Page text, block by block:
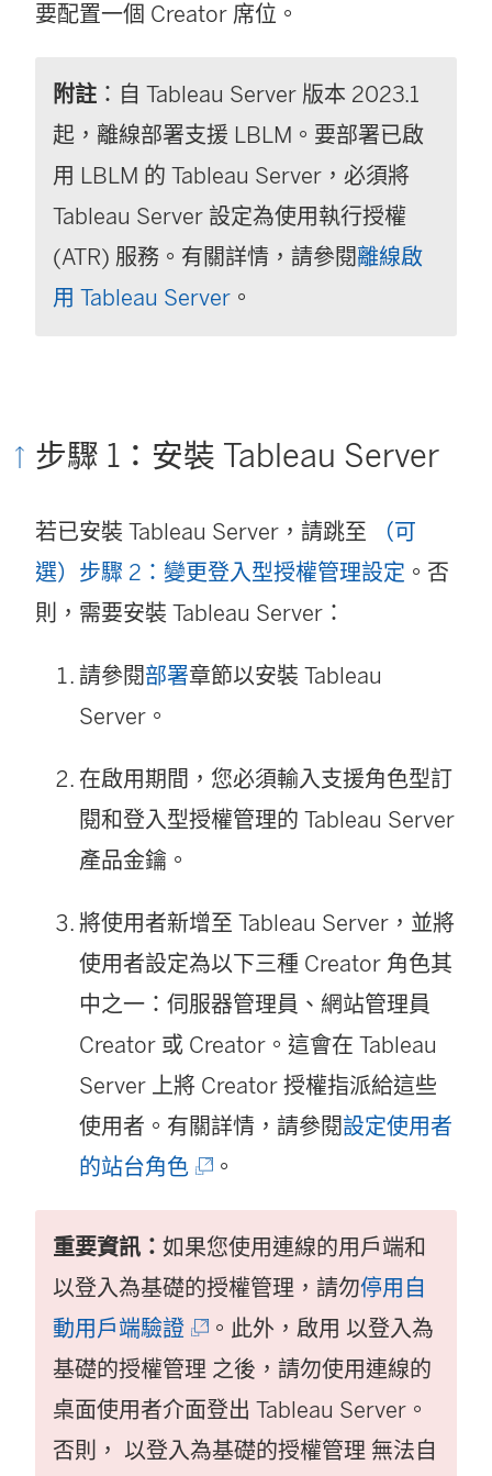
要配置一個 Creator 席位。
附註 ：自 Tableau Server 版本 2023.1
起，離線部署支援 LBLM。要部署已啟
用 LBLM 的 Tableau Server，必須將
Tableau Server 設定為使用執行授權
(ATR) 服務。有關詳情，請參閱離線啟
用 Tableau Server 。
步驟 1：安裝 Tableau Server
若已安裝 Tableau Server ，請跳至
（可
選）步驟 2：變更登入型授權管理設定 。否
則，需要安裝 Tableau Server ：
請參閱部署章節以安裝 Tableau
Server 。
在啟用期間，您必須輸入支援角色型訂
閱和登入型授權管理的 Tableau Server
產品金鑰。
將使用者新增至 Tableau Server ，並將
使用者設定為以下三種 Creator 角色其
中之一：伺服器管理員、網站管理員
Creator 或 Creator。這會在 Tableau
Server 上將 Creator 授權指派給這些
使用者。有關詳情，請參閱設定使用者
的站台角色(
連
結
在
新
視
窗
開
。
重要資訊： 如果您使用連線的用戶端和
以登入為基礎的授權管理 ，請勿停用自
動用戶端驗證(
連
結
在
。此外，啟用 以登入為
基礎的授權管理 之後，請勿使用連線的
桌面使用者介面登出 Tableau Server 。
否則， 以登入為基礎的授權管理 無法自